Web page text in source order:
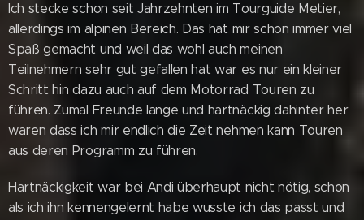
Ich stecke schon seit Jahrzehnten im Tourguide Metier,
allerdings im alpinen Bereich. Das hat mir schon immer viel
Spaß gemacht und weil das wohl auch meinen
Teilnehmern sehr gut gefallen hat war es nur ein kleiner
Schritt hin dazu auch auf dem Motorrad Touren zu
führen. Zumal Freunde lange und hartnäckig dahinter her
waren dass ich mir endlich die Zeit nehmen kann Touren
aus deren Programm zu führen.
Hartnäckigkeit war bei Andi überhaupt nicht nötig, schon
als ich ihn kennengelernt habe wusste ich das passt und